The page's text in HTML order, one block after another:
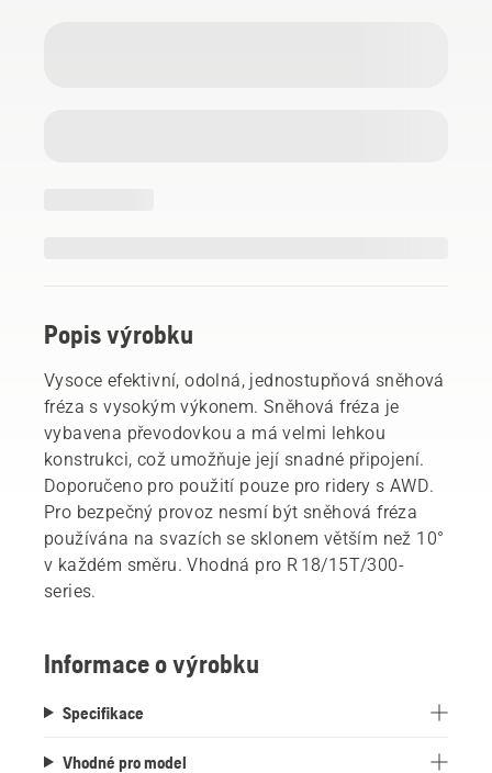
Popis výrobku
Vysoce efektivní, odolná, jednostupňová sněhová
fréza s vysokým výkonem. Sněhová fréza je
vybavena převodovkou a má velmi lehkou
konstrukci, což umožňuje její snadné připojení.
Doporučeno pro použití pouze pro ridery s AWD.
Pro bezpečný provoz nesmí být sněhová fréza
používána na svazích se sklonem větším než 10°
v každém směru. Vhodná pro R 18/15T/300-
series.
Informace o výrobku
Specifikace
Vhodné pro model